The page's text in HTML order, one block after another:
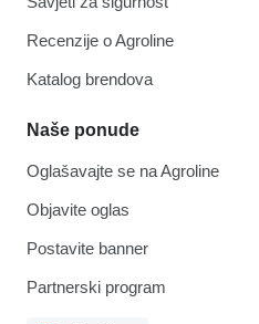
Recenzije o Agroline
Katalog brendova
Naše ponude
Oglašavajte se na Agroline
Objavite oglas
Postavite banner
Partnerski program